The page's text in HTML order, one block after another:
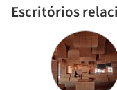
Escritórios